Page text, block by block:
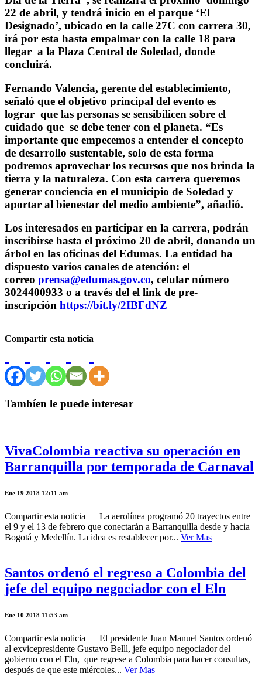
22 de abril, y tendrá inicio en el parque ‘El
Designado’, ubicado en la calle 27C con carrera 30,
irá por esta hasta empalmar con la calle 18 para
llegar a la Plaza Central de Soledad, donde
concluirá.
Fernando Valencia, gerente del establecimiento,
señaló que el objetivo principal del evento es
lograr que las personas se sensibilicen sobre el
cuidado que se debe tener con el planeta. “Es
importante que empecemos a entender el concepto
de desarrollo sustentable, solo de esta forma
podremos aprovechar los recursos que nos brinda la
tierra y la naturaleza. Con esta carrera queremos
generar conciencia en el municipio de Soledad y
aportar al bienestar del medio ambiente”, añadió.
Los interesados en participar en la carrera, podrán
inscribirse hasta el próximo 20 de abril, donando un
árbol en las oficinas del Edumas. La entidad ha
dispuesto varios canales de atención: el
correo prensa@edumas.gov.co, celular número
3024400933 o a través del el link de pre-
inscripción https://bit.ly/2IBFdNZ
Compartir esta noticia
Tambíen le puede interesar
VivaColombia reactiva su operación en
Barranquilla por temporada de Carnaval
Ene 19 2018 12:11 am
Compartir esta noticia La aerolínea programó 20 trayectos entre
el 9 y el 13 de febrero que conectarán a Barranquilla desde y hacia
Bogotá y Medellín. La idea es restablecer por... Ver Mas
Santos ordenó el regreso a Colombia del
jefe del equipo negociador con el Eln
Ene 10 2018 11:53 am
Compartir esta noticia El presidente Juan Manuel Santos ordenó
al exvicepresidente Gustavo Belll, jefe equipo negociador del
gobierno con el Eln, que regrese a Colombia para hacer consultas,
después de que este miércoles... Ver Mas